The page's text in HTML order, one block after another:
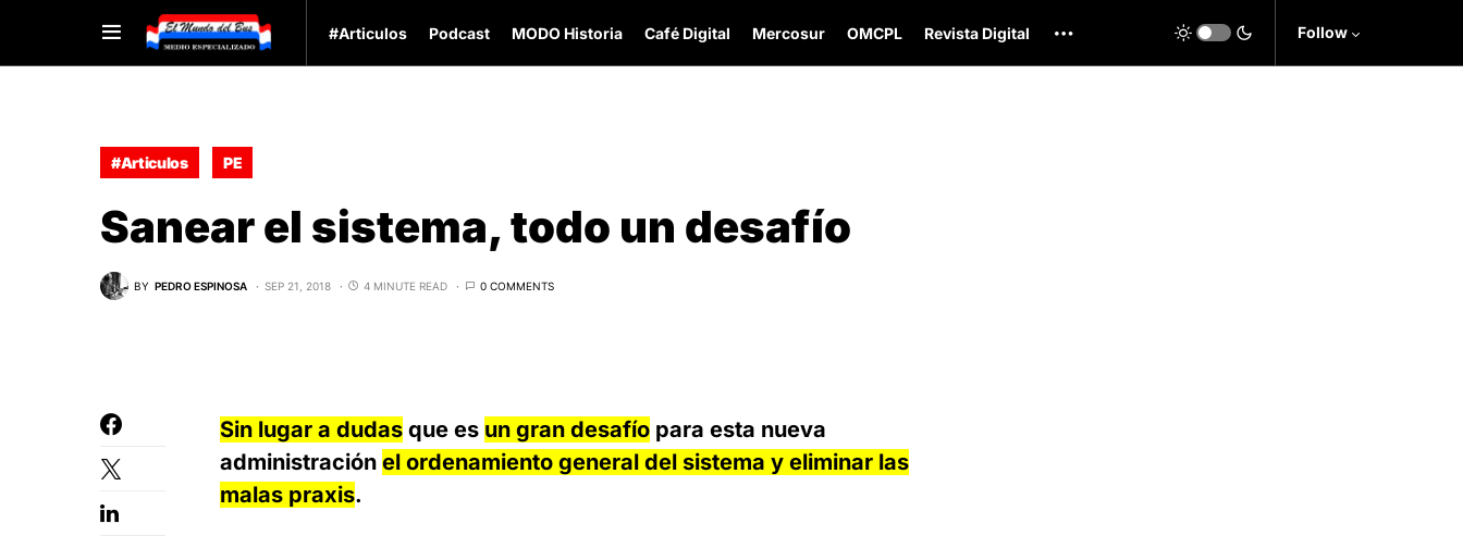
#Articulos Podcast MODO Historia Café Digital Mercosur OMCPL Revista Digital Follow
#Articulos PE
Sanear el sistema, todo un desafío
BY PEDRO ESPINOSA SEP 21, 2018 4 MINUTE READ 0 COMMENTS
Sin lugar a dudas que es un gran desafío para esta nueva
administración el ordenamiento general del sistema y eliminar las
malas praxis.